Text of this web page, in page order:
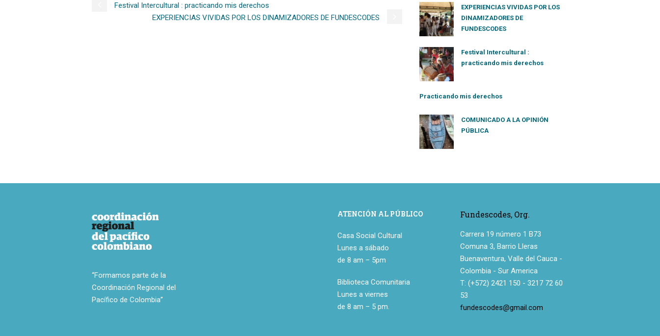
Festival Intercultural : practicando mis derechos
EXPERIENCIAS VIVIDAS POR LOS DINAMIZADORES DE FUNDESCODES
EXPERIENCIAS VIVIDAS POR LOS
DINAMIZADORES DE
FUNDESCODES
Festival Intercultural :
practicando mis derechos
Practicando mis derechos
COMUNICADO A LA OPINIÓN
PÚBLICA
“Formamos parte de la
Coordinación Regional del
Pacífico de Colombia”
ATENCIÓN AL PÚBLICO
Casa Social Cultural
Lunes a sábado
de 8 am – 5pm
Biblioteca Comunitaria
Lunes a viernes
de 8 am – 5 pm.
Fundescodes, Org.
Carrera 19 número 1 B73
Comuna 3, Barrio Lleras
Buenaventura, Valle del Cauca -
Colombia - Sur America
T: (+572) 2421 150 - 3217 72 60
53
fundescodes@gmail.com